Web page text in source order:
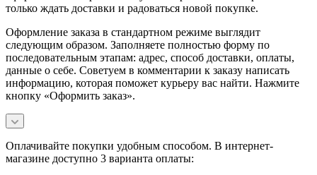
только ждать доставки и радоваться новой покупке.
Оформление заказа в стандартном режиме выглядит
следующим образом. Заполняете полностью форму по
последовательным этапам: адрес, способ доставки, оплаты,
данные о себе. Советуем в комментарии к заказу написать
информацию, которая поможет курьеру вас найти. Нажмите
кнопку «Оформить заказ».
Оплачивайте покупки удобным способом. В интернет-
магазине доступно 3 варианта оплаты: